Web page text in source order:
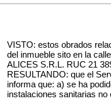
VISTO: estos obrados
del inmueble sito en la
ALICES S.R.L. RUC 21
RESULTANDO: que el
informa que: a) se ha
instalaciones sanitarias